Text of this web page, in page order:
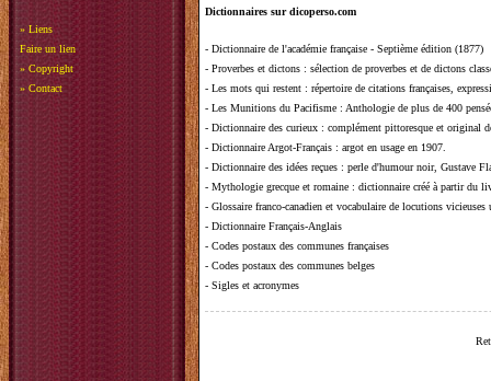
» Liens
Faire un lien
» Copyright
» Contact
Dictionnaires sur dicoperso.com
- Dictionnaire de l'académie française - Septième édition (1877)
- Proverbes et dictons : sélection de proverbes et de dictons
- Les mots qui restent : répertoire de citations françaises,
- Les Munitions du Pacifisme : Anthologie de plus de 400
- Dictionnaire des curieux : complément pittoresque et original
- Dictionnaire Argot-Français : argot en usage en 1907.
- Dictionnaire des idées reçues : perle d'humour noir, Gustave
- Mythologie grecque et romaine : dictionnaire créé à partir du
- Glossaire franco-canadien et vocabulaire de locutions vicieuses
- Dictionnaire Français-Anglais
- Codes postaux des communes françaises
- Codes postaux des communes belges
- Sigles et acronymes